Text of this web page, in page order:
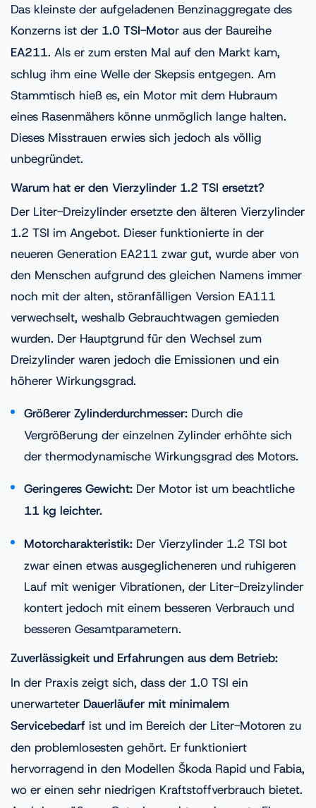
Das kleinste der aufgeladenen Benzinaggregate des
Konzerns ist der 1.0 TSI-Motor aus der Baureihe
EA211. Als er zum ersten Mal auf den Markt kam,
schlug ihm eine Welle der Skepsis entgegen. Am
Stammtisch hieß es, ein Motor mit dem Hubraum
eines Rasenmähers könne unmöglich lange halten.
Dieses Misstrauen erwies sich jedoch als völlig
unbegründet.
Warum hat er den Vierzylinder 1.2 TSI ersetzt?
Der Liter-Dreizylinder ersetzte den älteren Vierzylinder
1.2 TSI im Angebot. Dieser funktionierte in der
neueren Generation EA211 zwar gut, wurde aber von
den Menschen aufgrund des gleichen Namens immer
noch mit der alten, störanfälligen Version EA111
verwechselt, weshalb Gebrauchtwagen gemieden
wurden. Der Hauptgrund für den Wechsel zum
Dreizylinder waren jedoch die Emissionen und ein
höherer Wirkungsgrad.
Größerer Zylinderdurchmesser: Durch die
Vergrößerung der einzelnen Zylinder erhöhte sich
der thermodynamische Wirkungsgrad des Motors.
Geringeres Gewicht: Der Motor ist um beachtliche
11 kg leichter.
Motorcharakteristik: Der Vierzylinder 1.2 TSI bot
zwar einen etwas ausgeglicheneren und ruhigeren
Lauf mit weniger Vibrationen, der Liter-Dreizylinder
kontert jedoch mit einem besseren Verbrauch und
besseren Gesamtparametern.
Zuverlässigkeit und Erfahrungen aus dem Betrieb:
In der Praxis zeigt sich, dass der 1.0 TSI ein
unerwarteter Dauerläufer mit minimalem
Servicebedarf ist und im Bereich der Liter-Motoren zu
den problemlosesten gehört. Er funktioniert
hervorragend in den Modellen Škoda Rapid und Fabia,
wo er einen sehr niedrigen Kraftstoffverbrauch bietet.